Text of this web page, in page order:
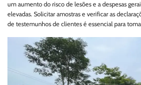
um aumento do risco de lesões e a despesas
elevadas. Solicitar amostras e verificar as
de testemunhos de clientes é essencial para